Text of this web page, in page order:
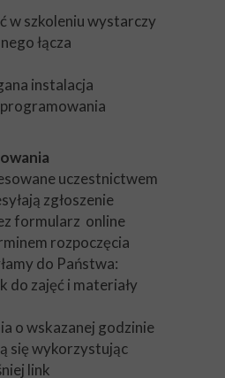
w szkoleniu wystarczy
łącza
instalacja
uczestnictwem
zgłoszenie
formularz online
rozpoczęcia
do Państwa:
do zajęć i materiały
o wskazanej godzinie
się wykorzystując
link